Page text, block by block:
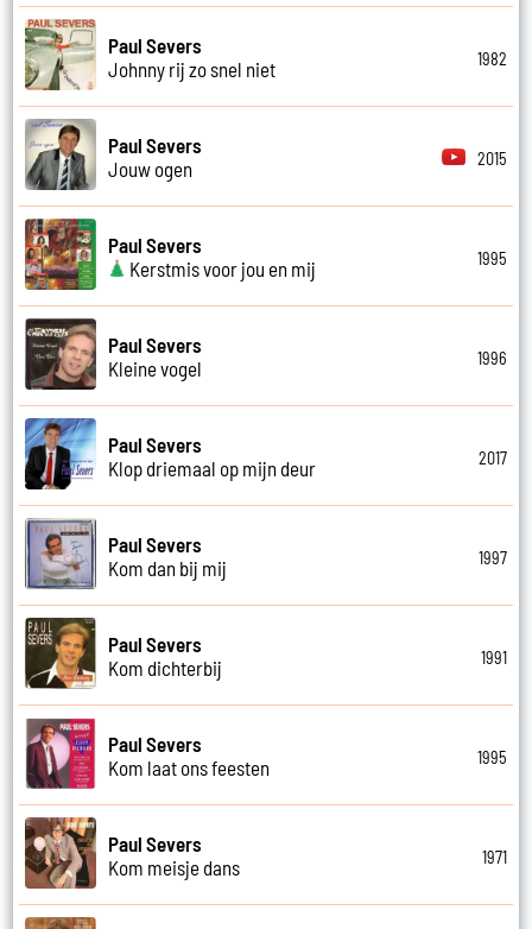
Paul Severs
Johnny rij zo snel niet
1982
Paul Severs
Jouw ogen
2015
Paul Severs
Kerstmis voor jou en mij
1995
Paul Severs
Kleine vogel
1996
Paul Severs
Klop driemaal op mijn deur
2017
Paul Severs
Kom dan bij mij
1997
Paul Severs
Kom dichterbij
1991
Paul Severs
Kom laat ons feesten
1995
Paul Severs
Kom meisje dans
1971